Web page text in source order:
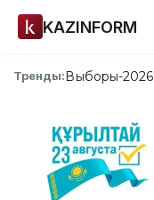
KAZINFORM
Тренды:Выборы-2026